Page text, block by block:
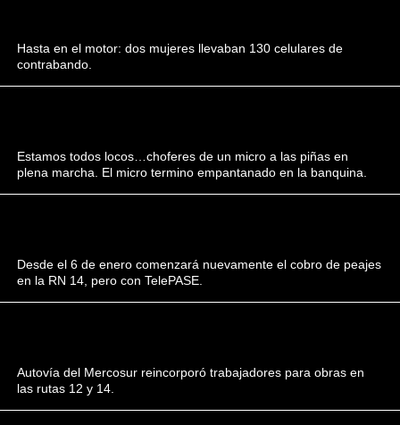
Hasta en el motor: dos mujeres llevaban 130 celulares de
contrabando.
Estamos todos locos…choferes de un micro a las piñas en
plena marcha. El micro termino empantanado en la banquina.
Desde el 6 de enero comenzará nuevamente el cobro de peajes
en la RN 14, pero con TelePASE.
Autovía del Mercosur reincorporó trabajadores para obras en
las rutas 12 y 14.